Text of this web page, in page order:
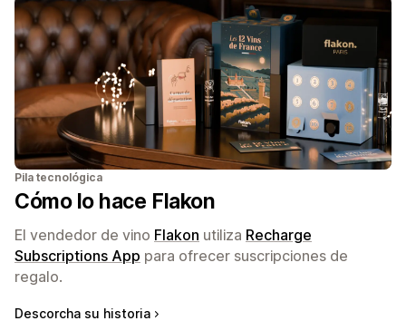
Pila tecnológica
Cómo lo hace Flakon
El vendedor de vino Flakon utiliza Recharge
Subscriptions App para ofrecer suscripciones de
regalo.
Descorcha su historia